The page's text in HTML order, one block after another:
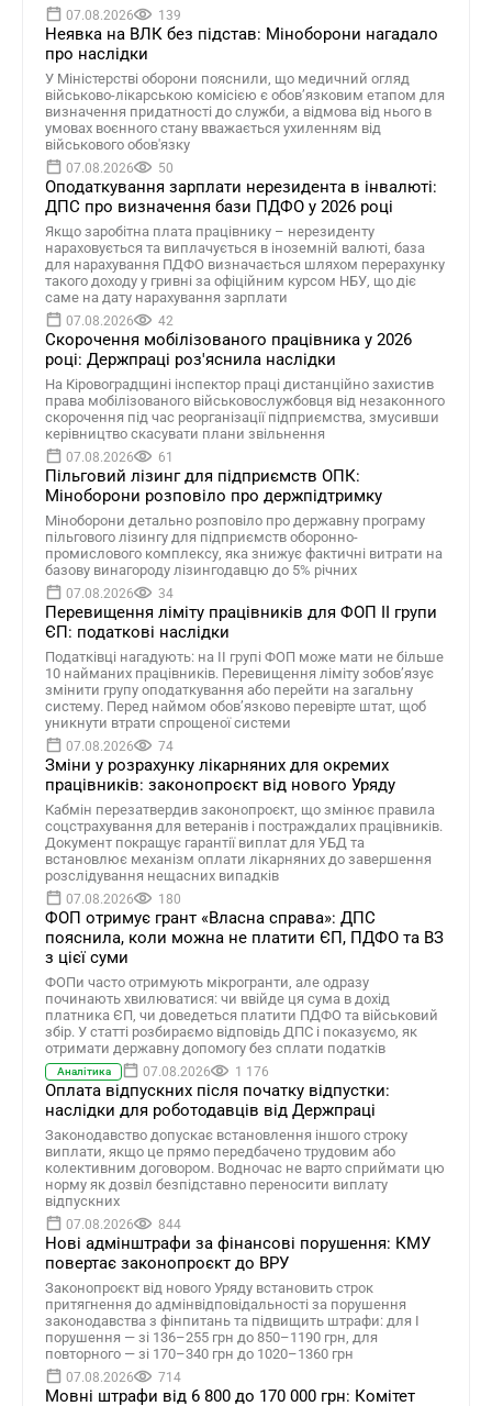
07.08.2026 139
Неявка на ВЛК без підстав: Міноборони нагадало
про наслідки
У Міністерстві оборони пояснили, що медичний огляд
військово-лікарською комісією є обов’язковим етапом для
визначення придатності до служби, а відмова від нього в
умовах воєнного стану вважається ухиленням від
військового обов'язку
07.08.2026 50
Оподаткування зарплати нерезидента в інвалюті:
ДПС про визначення бази ПДФО у 2026 році
Якщо заробітна плата працівнику – нерезиденту
нараховується та виплачується в іноземній валюті, база
для нарахування ПДФО визначається шляхом перерахунку
такого доходу у гривні за офіційним курсом НБУ, що діє
саме на дату нарахування зарплати
07.08.2026 42
Скорочення мобілізованого працівника у 2026
році: Держпраці роз'яснила наслідки
На Кіровоградщині інспектор праці дистанційно захистив
права мобілізованого військовослужбовця від незаконного
скорочення під час реорганізації підприємства, змусивши
керівництво скасувати плани звільнення
07.08.2026 61
Пільговий лізинг для підприємств ОПК:
Міноборони розповіло про держпідтримку
Міноборони детально розповіло про державну програму
пільгового лізингу для підприємств оборонно-
промислового комплексу, яка знижує фактичні витрати на
базову винагороду лізингодавцю до 5% річних
07.08.2026 34
Перевищення ліміту працівників для ФОП II групи
ЄП: податкові наслідки
Податківці нагадують: на II групі ФОП може мати не більше
10 найманих працівників. Перевищення ліміту зобов’язує
змінити групу оподаткування або перейти на загальну
систему. Перед наймом обов’язково перевірте штат, щоб
уникнути втрати спрощеної системи
07.08.2026 74
Зміни у розрахунку лікарняних для окремих
працівників: законопроєкт від нового Уряду
Кабмін перезатвердив законопроєкт, що змінює правила
соцстрахування для ветеранів і постраждалих працівників.
Документ покращує гарантії виплат для УБД та
встановлює механізм оплати лікарняних до завершення
розслідування нещасних випадків
07.08.2026 180
ФОП отримує грант «Власна справа»: ДПС
пояснила, коли можна не платити ЄП, ПДФО та ВЗ
з цієї суми
ФОПи часто отримують мікрогранти, але одразу
починають хвилюватися: чи ввійде ця сума в дохід
платника ЄП, чи доведеться платити ПДФО та військовий
збір. У статті розбираємо відповідь ДПС і показуємо, як
отримати державну допомогу без сплати податків
Аналітика 07.08.2026 1 176
Оплата відпускних після початку відпустки:
наслідки для роботодавців від Держпраці
Законодавство допускає встановлення іншого строку
виплати, якщо це прямо передбачено трудовим або
колективним договором. Водночас не варто сприймати цю
норму як дозвіл безпідставно переносити виплату
відпускних
07.08.2026 844
Нові адмінштрафи за фінансові порушення: КМУ
повертає законопроєкт до ВРУ
Законопроєкт від нового Уряду встановить строк
притягнення до адмінвідповідальності за порушення
законодавства з фінпитань та підвищить штрафи: для І
порушення — зі 136–255 грн до 850–1190 грн, для
повторного — зі 170–340 грн до 1020–1360 грн
07.08.2026 714
Мовні штрафи від 6 800 до 170 000 грн: Комітет